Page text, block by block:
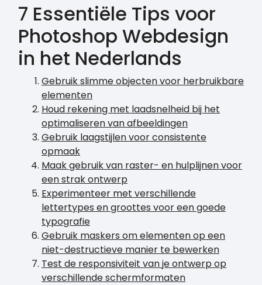
7 Essentiële Tips voor
Photoshop Webdesign
in het Nederlands
Gebruik slimme objecten voor herbruikbare
elementen
Houd rekening met laadsnelheid bij het
optimaliseren van afbeeldingen
Gebruik laagstijlen voor consistente
opmaak
Maak gebruik van raster- en hulplijnen voor
een strak ontwerp
Experimenteer met verschillende
lettertypes en groottes voor een goede
typografie
Gebruik maskers om elementen op een
niet-destructieve manier te bewerken
Test de responsiviteit van je ontwerp op
verschillende schermformaten